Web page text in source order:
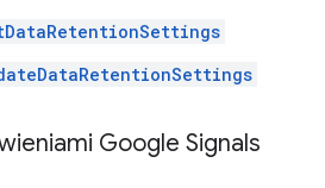
Google Signals